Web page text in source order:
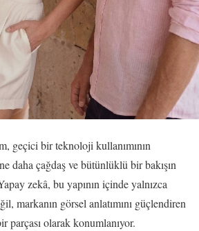
geçici bir teknoloji kullanımının
daha çağdaş ve bütünlüklü bir bakışın
zekâ, bu yapının içinde yalnızca
markanın görsel anlatımını güçlendiren
parçası olarak konumlanıyor.